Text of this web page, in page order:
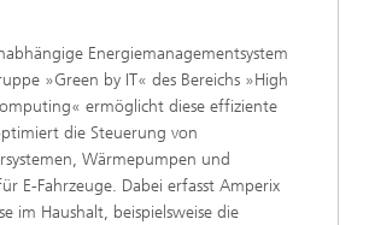
Energiemanagementsystem
»Green by IT« des Bereichs »High
ermöglicht diese effiziente
die Steuerung von
Wärmepumpen und
E-Fahrzeuge. Dabei erfasst Amperix
im Haushalt, beispielsweise die